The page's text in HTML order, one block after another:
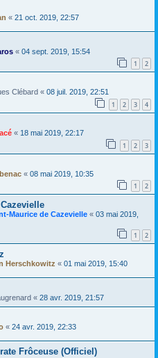
« 21 oct. 2019, 22:57
« 04 sept. 2019, 15:54
1 2
Clébard « 08 juil. 2019, 22:51
1 2 3 4
« 18 mai 2019, 22:17
1 2 3
« 08 mai 2019, 10:35
1 2
Maurice de Cazevielle « 03 mai 2019,
1 2
Herschkowitz « 01 mai 2019, 15:40
« 28 avr. 2019, 21:57
« 24 avr. 2019, 22:33
Frôceuse (Officiel)